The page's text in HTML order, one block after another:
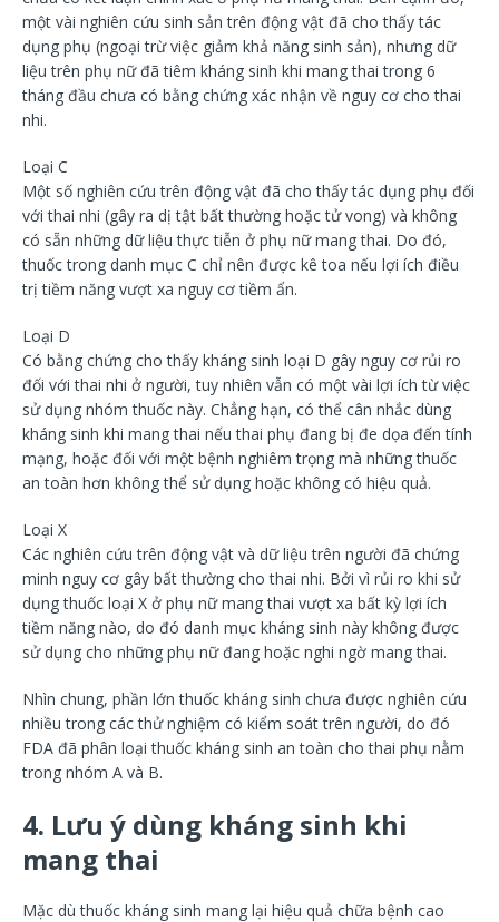
một vài nghiên cứu sinh sản trên động vật đã cho thấy tác
dụng phụ (ngoại trừ việc giảm khả năng sinh sản), nhưng dữ
liệu trên phụ nữ đã tiêm kháng sinh khi mang thai trong 6
tháng đầu chưa có bằng chứng xác nhận về nguy cơ cho thai
nhi.
Loại C
Một số nghiên cứu trên động vật đã cho thấy tác dụng phụ đối
với thai nhi (gây ra dị tật bất thường hoặc tử vong) và không
có sẵn những dữ liệu thực tiễn ở phụ nữ mang thai. Do đó,
thuốc trong danh mục C chỉ nên được kê toa nếu lợi ích điều
trị tiềm năng vượt xa nguy cơ tiềm ẩn.
Loại D
Có bằng chứng cho thấy kháng sinh loại D gây nguy cơ rủi ro
đối với thai nhi ở người, tuy nhiên vẫn có một vài lợi ích từ việc
sử dụng nhóm thuốc này. Chẳng hạn, có thể cân nhắc dùng
kháng sinh khi mang thai nếu thai phụ đang bị đe dọa đến tính
mạng, hoặc đối với một bệnh nghiêm trọng mà những thuốc
an toàn hơn không thể sử dụng hoặc không có hiệu quả.
Loại X
Các nghiên cứu trên động vật và dữ liệu trên người đã chứng
minh nguy cơ gây bất thường cho thai nhi. Bởi vì rủi ro khi sử
dụng thuốc loại X ở phụ nữ mang thai vượt xa bất kỳ lợi ích
tiềm năng nào, do đó danh mục kháng sinh này không được
sử dụng cho những phụ nữ đang hoặc nghi ngờ mang thai.
Nhìn chung, phần lớn thuốc kháng sinh chưa được nghiên cứu
nhiều trong các thử nghiệm có kiểm soát trên người, do đó
FDA đã phân loại thuốc kháng sinh an toàn cho thai phụ nằm
trong nhóm A và B.
4. Lưu ý dùng kháng sinh khi
mang thai
Mặc dù thuốc kháng sinh mang lại hiệu quả chữa bệnh cao